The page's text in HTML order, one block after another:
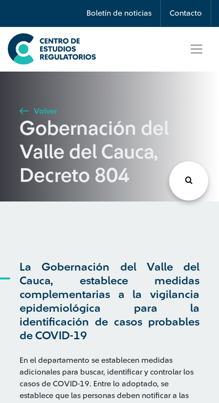
Boletín de noticias Contacto
Búsqueda
Seleccione país
Buscar
Volver
Gobernación del
Valle del Cauca,
Decreto 804
La Gobernación del Valle del
Cauca, establece medidas
complementarias a la vigilancia
epidemiológica para la
identificación de casos probables
de COVID-19
En el departamento se establecen medidas
adicionales para buscar, identificar y controlar los
casos de COVID-19. Entre lo adoptado, se
establece que las personas deben notificar a las